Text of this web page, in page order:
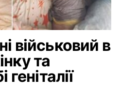
військовий в
та
геніталії